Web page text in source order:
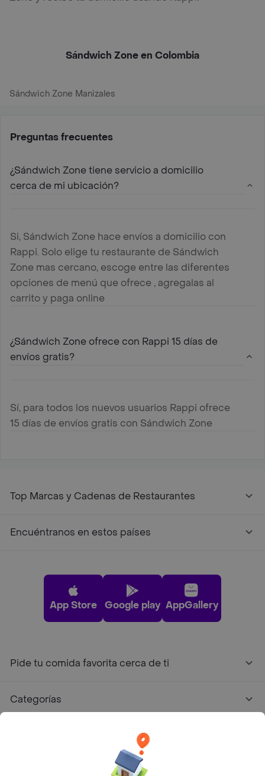
Sándwich Zone en Colombia
Sándwich Zone Manizales
Preguntas frecuentes
¿Sándwich Zone tiene servicio a domicilio
cerca de mi ubicación?
Si, Sándwich Zone hace envíos a domicilio con
Rappi. Solo elige tu restaurante de Sándwich
Zone mas cercano, escoge entre las diferentes
opciones de menú que ofrece , agregalas al
carrito y paga online
¿Sándwich Zone ofrece con Rappi 15 días de
envíos gratis?
Sí, para todos los nuevos usuarios Rappi ofrece
15 días de envíos gratis con Sándwich Zone
Top Marcas y Cadenas de Restaurantes
Encuéntranos en estos países
App Store Google play AppGallery
Pide tu comida favorita cerca de ti
Categorías